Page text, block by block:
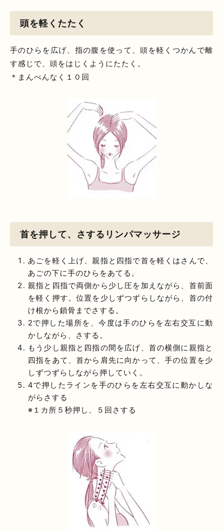
頭を軽くたたく
手のひらを広げ、指の腹を使って、頭を軽くつかんで離
す感じで、頭をはじくようにたたく。
＊まんべんなく１０回
首を押して、さするリンパマッサージ
あごを軽く上げ、親指と四指で首を軽くはさんで、
あごの下に手のひらをあてる。
親指と四指で両側から少し圧を加えながら、首前面
を軽く押す。位置を少しずつずらしながら、首の付
け根から鎖骨までさする。
2で押した場所を、今度は手のひらを左右交互に動
かしながら、さする。
もう少し親指と四指の間を広げ、首の横側に親指と
四指をあて、首から肩先に向かって、手の位置を少
しずつずらしながら押していく。
4で押したラインを手のひらを左右交互に動かしな
がらさする
※１カ所５秒押し、５回さする